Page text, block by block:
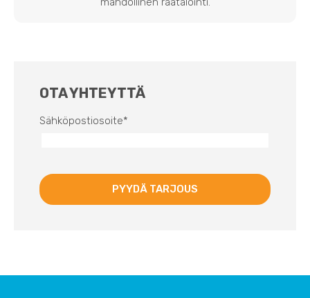
OTA YHTEYTTÄ
Sähköpostiosoite*